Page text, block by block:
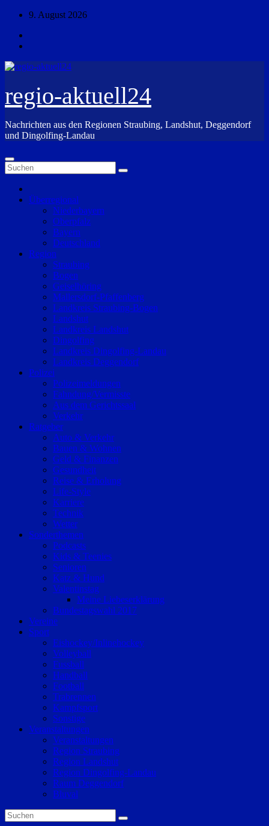
Zum
springen
9. August 2026
regio-aktuell24
Nachrichten aus den Regionen Straubing, Landshut, Deggendorf
und Dingolfing-Landau
Überregional
Niederbayern
Oberpfalz
Bayern
Deutschland
Region
Straubing
Bogen
Geiselhöring
Mallersdorf-Pfaffenberg
Landkreis Straubing-Bogen
Landshut
Landkreis Landshut
Dingolfing
Landkreis Dingolfing-Landau
Landkreis Deggendorf
Polizei
Polizeimeldungen
Fahndung/Vermisste
Aus dem Gerichtssaal
Verkehr
Ratgeber
Auto & Verkehr
Bauen & Wohnen
Geld & Finanzen
Gesundheit
Reise & Erholung
Life-Style
Karriere
Technik
Wetter
Sonderthemen
Podcasts
Kids & Teenies
Senioren
Katz & Hund
Valentinstag
Meine Liebeserklärung
Bundestagswahl 2017
Vereine
Sport
Eishockey/Inlinehockey
Volleyball
Fussball
Handball
Football
Trabrennen
Kampfsport
Sonstige
Veranstaltungen
Veranstaltungen
Region Straubing
Region Landshut
Region Dingolfing-Landau
Raum Deggendorf
Bluval